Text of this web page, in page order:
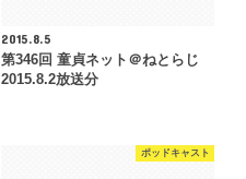
2015.8.5
第346回 童貞ネット＠ねとらじ
2015.8.2放送分
ポッドキャスト